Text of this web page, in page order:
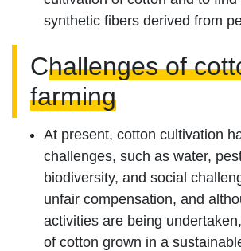
synthetic fibers derived from
Challenges of
farming
At present, cotton cultivation
challenges, such as water,
biodiversity, and social
unfair compensation, and
activities are being
of cotton grown in a